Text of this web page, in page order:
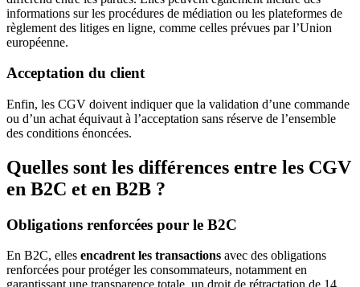
informations sur les procédures de médiation ou les plateformes de
règlement des litiges en ligne, comme celles prévues par l’Union
européenne.
Acceptation du client
Enfin, les CGV doivent indiquer que la validation d’une commande
ou d’un achat équivaut à l’acceptation sans réserve de l’ensemble
des conditions énoncées.
Quelles sont les différences entre les CGV
en B2C et en B2B ?
Obligations renforcées pour le B2C
En B2C, elles encadrent les transactions avec des obligations
renforcées pour protéger les consommateurs, notamment en